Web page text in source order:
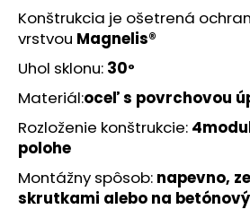
Konštrukcia je ošetrená
vrstvou Magnelis®
Uhol sklonu: 30°
Materiál:oceľ s povrchovou
Rozloženie konštrukcie: 4
polohe
Montážny spôsob: napevno,
skrutkami alebo na
d
p
o
r
ú
č